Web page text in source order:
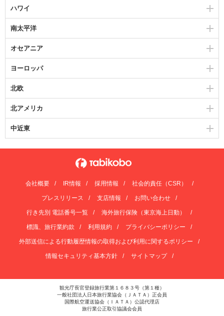
ハワイ
南太平洋
オセアニア
ヨーロッパ
北欧
北アメリカ
中近東
会社概要 IR情報 採用情報 社会的責任（CSR）
プレスリリース 支店情報 お問い合わせ
行き先別 電話番号一覧 海外旅行保険（東京海上日動）
標識、旅行業約款 利用規約 プライバシーポリシー
外部送信による行動履歴情報の取得および利用に関するポリシー
情報セキュリティ基本方針 サイトマップ
観光庁長官登録旅行業第１６８３号（第１種）
一般社団法人日本旅行業協会（ＪＡＴＡ）正会員
国際航空運送協会（ＩＡＴＡ）公認代理店
旅行業公正取引協議会会員